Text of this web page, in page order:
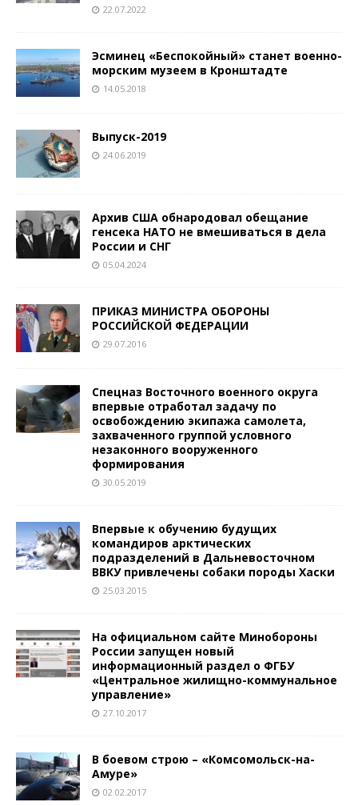
22.07.2022
Эсминец «Беспокойный» станет военно-
морским музеем в Кронштадте
14.05.2018
Выпуск-2019
24.06.2019
Архив США обнародовал обещание
генсека НАТО не вмешиваться в дела
России и СНГ
05.04.2024
ПРИКАЗ МИНИСТРА ОБОРОНЫ
РОССИЙСКОЙ ФЕДЕРАЦИИ
29.07.2016
Спецназ Восточного военного округа
впервые отработал задачу по
освобождению экипажа самолета,
захваченного группой условного
незаконного вооруженного
формирования
30.05.2019
Впервые к обучению будущих
командиров арктических
подразделений в Дальневосточном
ВВКУ привлечены собаки породы Хаски
25.03.2015
На официальном сайте Минобороны
России запущен новый
информационный раздел о ФГБУ
«Центральное жилищно-коммунальное
управление»
27.10.2017
В боевом строю – «Комсомольск-на-
Амуре»
02.02.2017